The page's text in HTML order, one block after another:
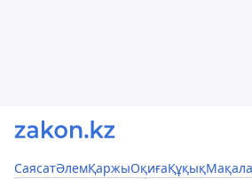
СаясатӘлемҚаржыОқиғаҚұқық